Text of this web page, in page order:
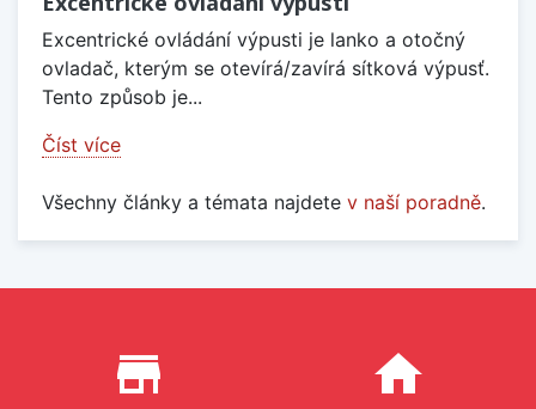
Excentrické ovládání výpusti je lanko a otočný
ovladač, kterým se otevírá/zavírá sítková výpusť.
Tento způsob je...
Číst více
Všechny články a témata najdete v naší poradně.
Proč nakupovat u nás?
store_mall_directory home